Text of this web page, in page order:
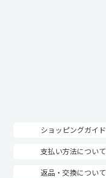
ショッピングガイド
支払い方法について
返品・交換について